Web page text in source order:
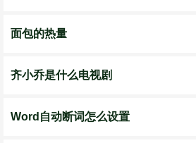
面包的热量
齐小乔是什么电视剧
Word自动断词怎么设置